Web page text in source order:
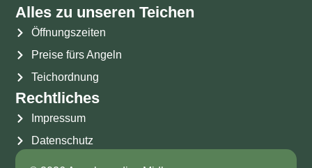
Alles zu unseren Teichen
Öffnungszeiten
Preise fürs Angeln
Teichordnung
Rechtliches
Impressum
Datenschutz